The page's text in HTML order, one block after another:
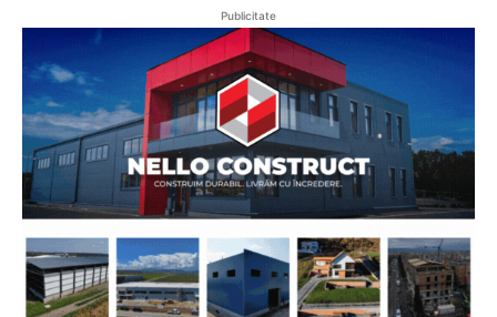
Publicitate